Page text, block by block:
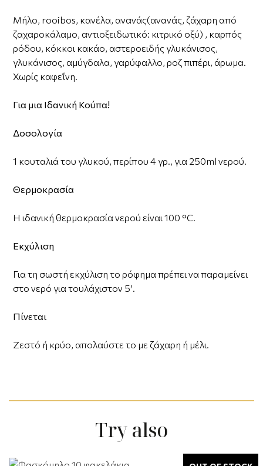
Μήλο, rooibos, κανέλα, ανανάς(ανανάς, ζάχαρη από
ζαχαροκάλαμο, αντιοξειδωτικό: κιτρικό οξύ) , καρπός
ρόδου, κόκκοι κακάο, αστεροειδής γλυκάνισος,
γλυκάνισος, αμύγδαλα, γαρύφαλλο, ροζ πιπέρι, άρωμα.
Χωρίς καφεΐνη.
Για μια Ιδανική Κούπα!
Δοσολογία
1 κουταλιά του γλυκού, περίπου 4 γρ., για 250ml νερού.
Θερμοκρασία
Η ιδανική θερμοκρασία νερού είναι 100 °C.
Εκχύλιση
Για τη σωστή εκχύλιση το ρόφημα πρέπει να παραμείνει
στο νερό για τουλάχιστον 5′.
Πίνεται
Ζεστό ή κρύο, απολαύστε το με ζάχαρη ή μέλι.
Try also